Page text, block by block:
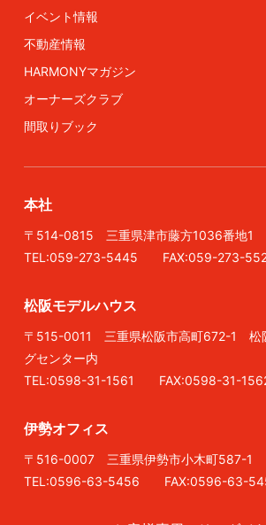
イベント情報
不動産情報
HARMONYマガジン
オーナーズクラブ
間取りブック
本社
〒514-0815 三重県津市藤方1036番地1
TEL:059-273-5445 FAX:059-273-
松阪モデルハウス
〒515-0011 三重県松阪市高町672-1 松
グセンター内
TEL:0598-31-1561 FAX:0598-31-
伊勢オフィス
〒516-0007 三重県伊勢市小木町587-1
TEL:0596-63-5456 FAX:0596-63-